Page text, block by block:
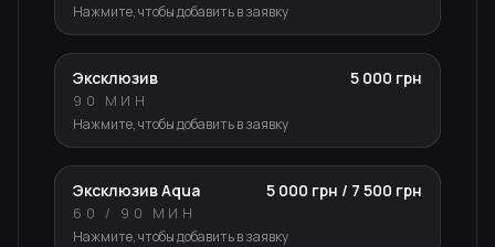
Нажмите, чтобы добавить в заявку
Эксклюзив 5 000 грн
90 МИН
Нажмите, чтобы добавить в заявку
Эксклюзив Aqua 5 000 грн / 7 500 грн
60 / 90 МИН
Нажмите, чтобы добавить в заявку